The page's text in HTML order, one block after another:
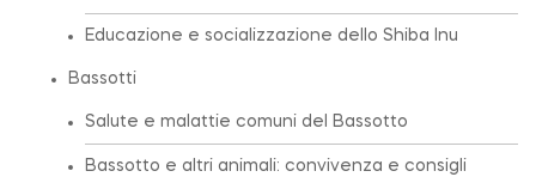
Educazione e socializzazione dello Shiba Inu
Bassotti
Salute e malattie comuni del Bassotto
Bassotto e altri animali: convivenza e consigli